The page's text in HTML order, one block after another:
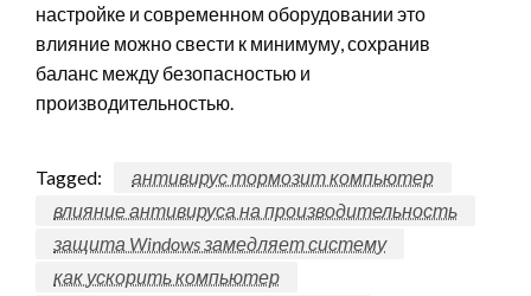
настройке и современном оборудовании это
влияние можно свести к минимуму, сохранив
баланс между безопасностью и
производительностью.
Tagged:
антивирус тормозит компьютер
влияние антивируса на производительность
защита Windows замедляет систему
как ускорить компьютер